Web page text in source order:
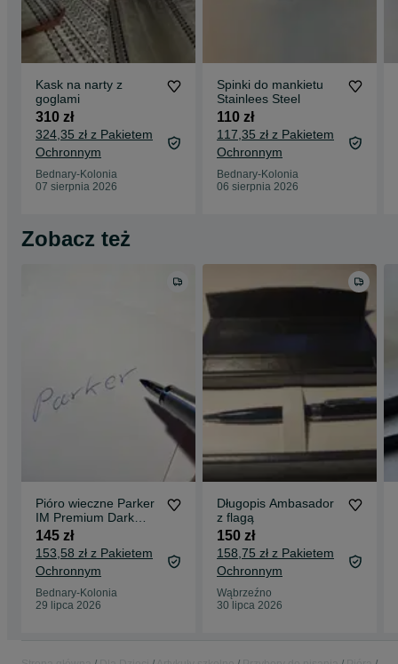
Kask na narty z
goglami
310 zł
324,35 zł z Pakietem
Ochronnym
Bednary-Kolonia
07 sierpnia 2026
Spinki do mankietu
Stainlees Steel
110 zł
117,35 zł z Pakietem
Ochronnym
Bednary-Kolonia
06 sierpnia 2026
Zobacz też
Pióro wieczne Parker
IM Premium Dark
Espresso
145 zł
153,58 zł z Pakietem
Ochronnym
Bednary-Kolonia
29 lipca 2026
Długopis Ambasador
z flagą
150 zł
158,75 zł z Pakietem
Ochronnym
Wąbrzeźno
30 lipca 2026